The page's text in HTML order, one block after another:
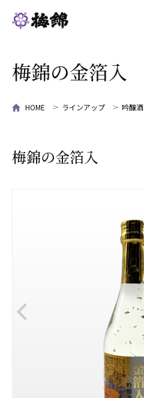
梅錦の金箔入
HOME ラインアップ 吟醸酒
梅錦の金箔入